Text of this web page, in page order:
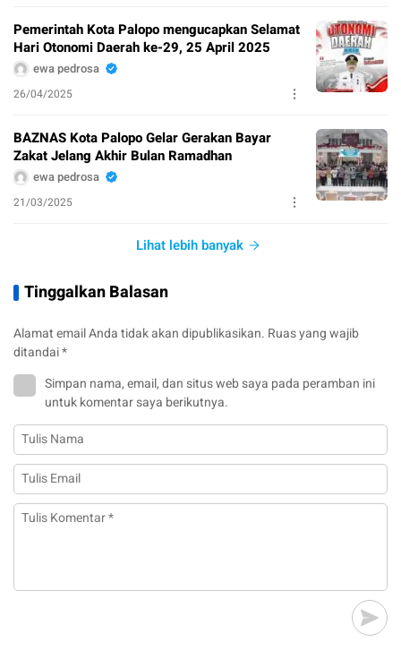
Pemerintah Kota Palopo mengucapkan Selamat
Hari Otonomi Daerah ke-29, 25 April 2025
ewa pedrosa
26/04/2025
BAZNAS Kota Palopo Gelar Gerakan Bayar
Zakat Jelang Akhir Bulan Ramadhan
ewa pedrosa
21/03/2025
Lihat lebih banyak
Tinggalkan Balasan
Alamat email Anda tidak akan dipublikasikan. Ruas yang wajib
ditandai*
Simpan nama, email, dan situs web saya pada peramban ini
untuk komentar saya berikutnya.